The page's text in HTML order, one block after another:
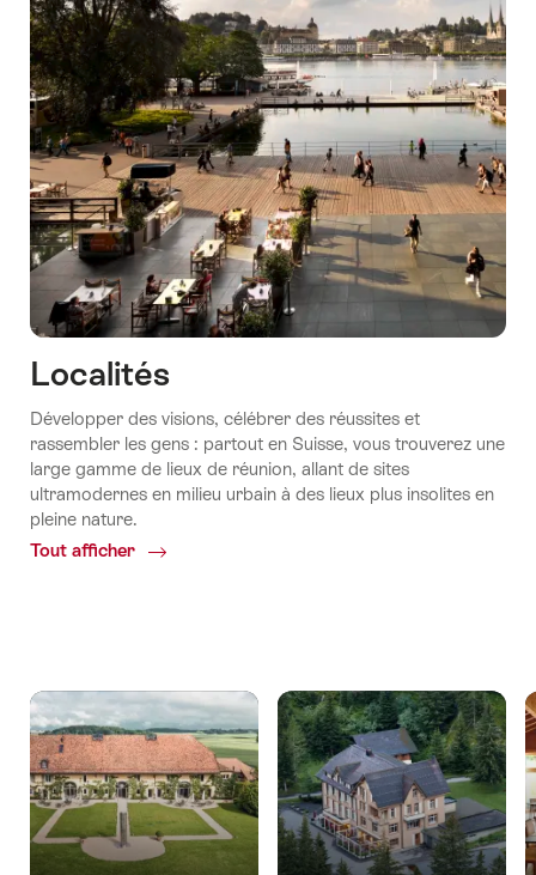
Localités
Développer des visions, célébrer des réussites et
rassembler les gens : partout en Suisse, vous trouverez une
large gamme de lieux de réunion, allant de sites
ultramodernes en milieu urbain à des lieux plus insolites en
pleine nature.
Tout afficher
Common.Of